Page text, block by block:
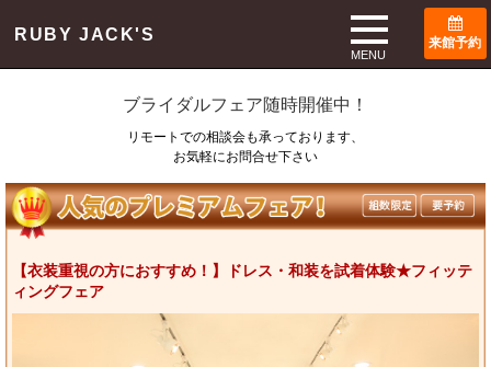
RUBY JACK'S
MENU
来館予約
ブライダルフェア随時開催中！
リモートでの相談会も承っております、
お気軽にお問合せ下さい
【衣装重視の方におすすめ！】ドレス・和装を試着体験★フィッテ
ィングフェア